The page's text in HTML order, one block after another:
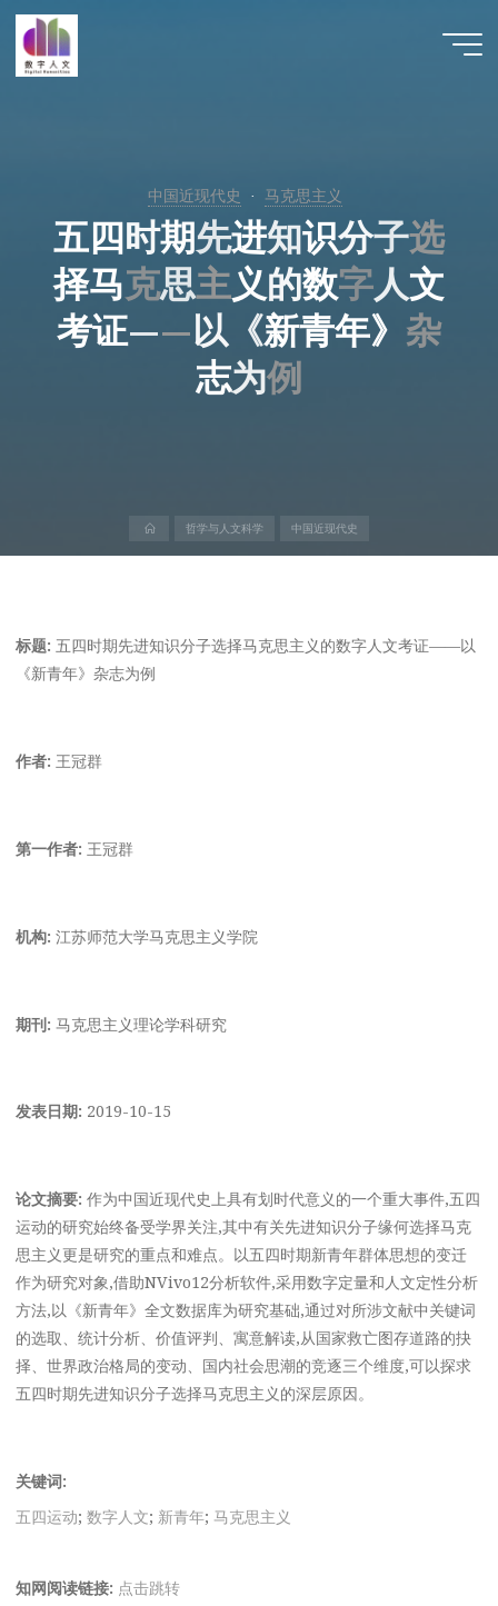
中国近现代史 马克思主义
五四时期先进知识分子选
选
择马克
克思主
主义的数字人文
考证——
—以 《新青年》 杂
杂
志为例
哲学与人文科学 中国近现代史
标题: 五四时期先进知识分子选择马克思主义的数字人文考证——以
《新青年》杂志为例
作者: 王冠群
第一作者: 王冠群
机构: 江苏师范大学马克思主义学院
期刊: 马克思主义理论学科研究
发表日期: 2019-10-15
论文摘要: 作为中国近现代史上具有划时代意义的一个重大事件,五四
运动的研究始终备受学界关注,其中有关先进知识分子缘何选择马克
思主义更是研究的重点和难点。以五四时期新青年群体思想的变迁
作为研究对象,借助NVivo12分析软件,采用数字定量和人文定性分析
方法,以《新青年》全文数据库为研究基础,通过对所涉文献中关键词
的选取、统计分析、价值评判、寓意解读,从国家救亡图存道路的抉
择、世界政治格局的变动、国内社会思潮的竞逐三个维度,可以探求
五四时期先进知识分子选择马克思主义的深层原因。
关键词:
五四运动;数字人文; 新青年; 马克思主义
知网阅读链接: 点击跳转